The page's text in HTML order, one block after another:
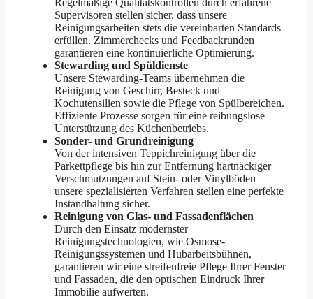
Regelmäßige Qualitätskontrollen durch erfahrene
Supervisoren stellen sicher, dass unsere
Reinigungsarbeiten stets die vereinbarten Standards
erfüllen. Zimmerchecks und Feedbackrunden
garantieren eine kontinuierliche Optimierung.
Stewarding und Spüldienste
Unsere Stewarding-Teams übernehmen die
Reinigung von Geschirr, Besteck und
Kochutensilien sowie die Pflege von Spülbereichen.
Effiziente Prozesse sorgen für eine reibungslose
Unterstützung des Küchenbetriebs.
Sonder- und Grundreinigung
Von der intensiven Teppichreinigung über die
Parkettpflege bis hin zur Entfernung hartnäckiger
Verschmutzungen auf Stein- oder Vinylböden –
unsere spezialisierten Verfahren stellen eine perfekte
Instandhaltung sicher.
Reinigung von Glas- und Fassadenflächen
Durch den Einsatz modernster
Reinigungstechnologien, wie Osmose-
Reinigungssystemen und Hubarbeitsbühnen,
garantieren wir eine streifenfreie Pflege Ihrer Fenster
und Fassaden, die den optischen Eindruck Ihrer
Immobilie aufwerten.